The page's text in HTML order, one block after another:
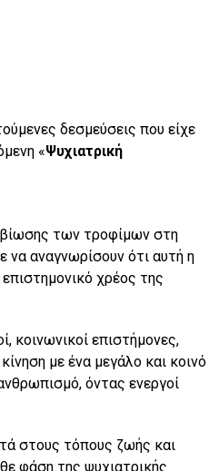
δεσμεύσεις που είχε
«Ψυχιατρική
των τροφίμων στη
να αναγνωρίσουν ότι αυτή η
χρέος της
κοινωνικοί επιστήμονες,
με ένα μεγάλο και κοινό
όντας ενεργοί
στους τόπους ζωής και
φάση της ψυχιατρικής